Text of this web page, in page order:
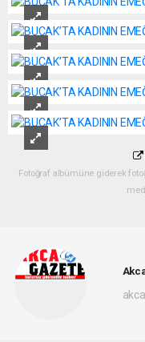
Fotoğraf albümüne giderek